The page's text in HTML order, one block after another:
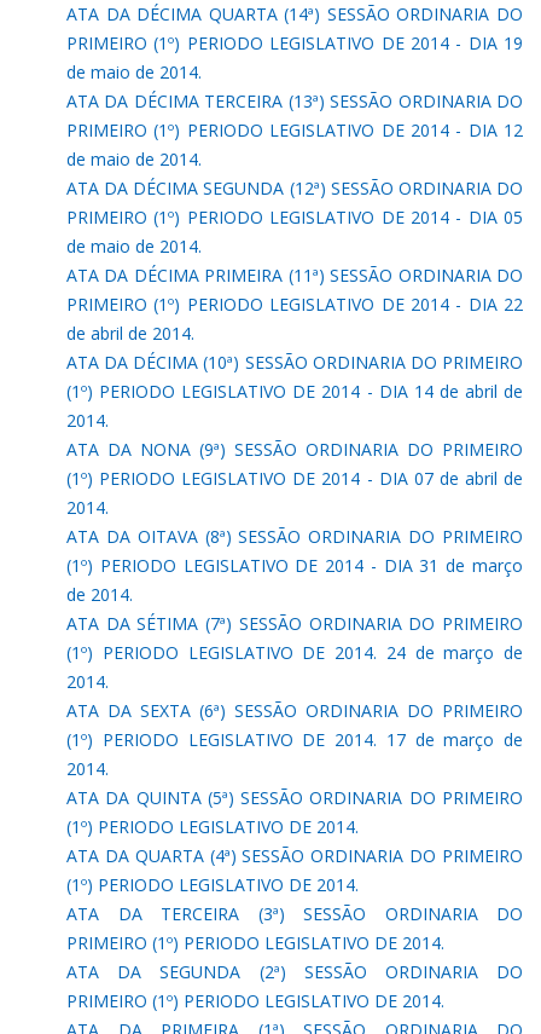
ATA DA DÉCIMA QUARTA (14ª) SESSÃO ORDINARIA DO
PRIMEIRO (1º) PERIODO LEGISLATIVO DE 2014 - DIA 19
de maio de 2014.
ATA DA DÉCIMA TERCEIRA (13ª) SESSÃO ORDINARIA DO
PRIMEIRO (1º) PERIODO LEGISLATIVO DE 2014 - DIA 12
de maio de 2014.
ATA DA DÉCIMA SEGUNDA (12ª) SESSÃO ORDINARIA DO
PRIMEIRO (1º) PERIODO LEGISLATIVO DE 2014 - DIA 05
de maio de 2014.
ATA DA DÉCIMA PRIMEIRA (11ª) SESSÃO ORDINARIA DO
PRIMEIRO (1º) PERIODO LEGISLATIVO DE 2014 - DIA 22
de abril de 2014.
ATA DA DÉCIMA (10ª) SESSÃO ORDINARIA DO PRIMEIRO
(1º) PERIODO LEGISLATIVO DE 2014 - DIA 14 de abril de
2014.
ATA DA NONA (9ª) SESSÃO ORDINARIA DO PRIMEIRO
(1º) PERIODO LEGISLATIVO DE 2014 - DIA 07 de abril de
2014.
ATA DA OITAVA (8ª) SESSÃO ORDINARIA DO PRIMEIRO
(1º) PERIODO LEGISLATIVO DE 2014 - DIA 31 de março
de 2014.
ATA DA SÉTIMA (7ª) SESSÃO ORDINARIA DO PRIMEIRO
(1º) PERIODO LEGISLATIVO DE 2014. 24 de março de
2014.
ATA DA SEXTA (6ª) SESSÃO ORDINARIA DO PRIMEIRO
(1º) PERIODO LEGISLATIVO DE 2014. 17 de março de
2014.
ATA DA QUINTA (5ª) SESSÃO ORDINARIA DO PRIMEIRO
(1º) PERIODO LEGISLATIVO DE 2014.
ATA DA QUARTA (4ª) SESSÃO ORDINARIA DO PRIMEIRO
(1º) PERIODO LEGISLATIVO DE 2014.
ATA DA TERCEIRA (3ª) SESSÃO ORDINARIA DO
PRIMEIRO (1º) PERIODO LEGISLATIVO DE 2014.
ATA DA SEGUNDA (2ª) SESSÃO ORDINARIA DO
PRIMEIRO (1º) PERIODO LEGISLATIVO DE 2014.